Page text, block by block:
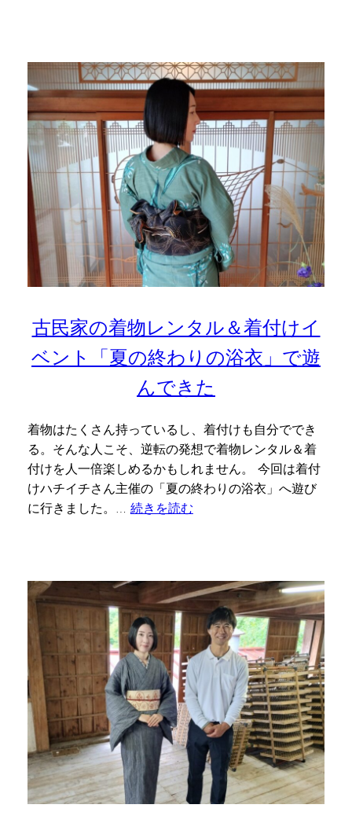
古民家の着物レンタル＆着付けイ
ベント「夏の終わりの浴衣」で遊
んできた
着物はたくさん持っているし、着付けも自分ででき
る。そんな人こそ、逆転の発想で着物レンタル＆着
付けを人一倍楽しめるかもしれません。 今回は着付
けハチイチさん主催の「夏の終わりの浴衣」へ遊び
に行きました。… 続きを読む